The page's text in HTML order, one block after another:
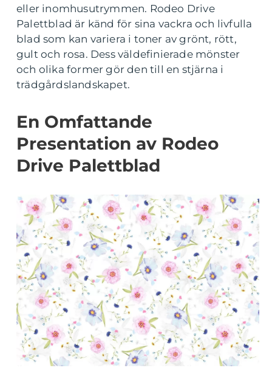
eller inomhusutrymmen. Rodeo Drive
Palettblad är känd för sina vackra och livfulla
blad som kan variera i toner av grönt, rött,
gult och rosa. Dess väldefinierade mönster
och olika former gör den till en stjärna i
trädgårdslandskapet.
En Omfattande
Presentation av Rodeo
Drive Palettblad